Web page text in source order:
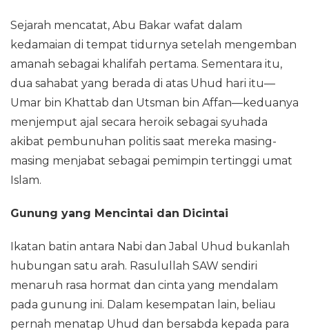
Sejarah mencatat, Abu Bakar wafat dalam
kedamaian di tempat tidurnya setelah mengemban
amanah sebagai khalifah pertama. Sementara itu,
dua sahabat yang berada di atas Uhud hari itu—
Umar bin Khattab dan Utsman bin Affan—keduanya
menjemput ajal secara heroik sebagai syuhada
akibat pembunuhan politis saat mereka masing-
masing menjabat sebagai pemimpin tertinggi umat
Islam.
Gunung yang Mencintai dan Dicintai
Ikatan batin antara Nabi dan Jabal Uhud bukanlah
hubungan satu arah. Rasulullah SAW sendiri
menaruh rasa hormat dan cinta yang mendalam
pada gunung ini. Dalam kesempatan lain, beliau
pernah menatap Uhud dan bersabda kepada para